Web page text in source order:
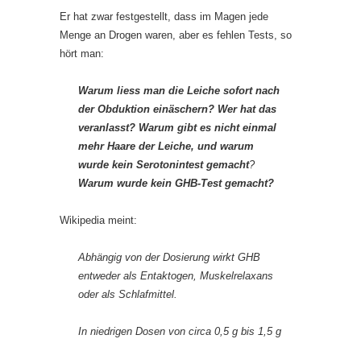
Er hat zwar festgestellt, dass im Magen jede
Menge an Drogen waren, aber es fehlen Tests, so
hört man:
Warum liess man die Leiche sofort nach
der Obduktion einäschern? Wer hat das
veranlasst? Warum gibt es nicht einmal
mehr Haare der Leiche, und warum
wurde kein Serotonintest gemacht?
Warum wurde kein GHB-Test gemacht?
Wikipedia meint:
Abhängig von der Dosierung wirkt GHB
entweder als Entaktogen, Muskelrelaxans
oder als Schlafmittel.
In niedrigen Dosen von circa 0,5 g bis 1,5 g